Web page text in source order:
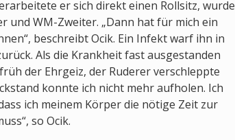
er sich direkt einen Rollsitz, wurde
und WM-Zweiter. „Dann hat für mich ein
beschreibt Ocik. Ein Infekt warf ihn in
Als die Krankheit fast ausgestanden
der Ehrgeiz, der Ruderer verschleppte
konnte ich nicht mehr aufholen. Ich
ich meinem Körper die nötige Zeit zur
so Ocik.